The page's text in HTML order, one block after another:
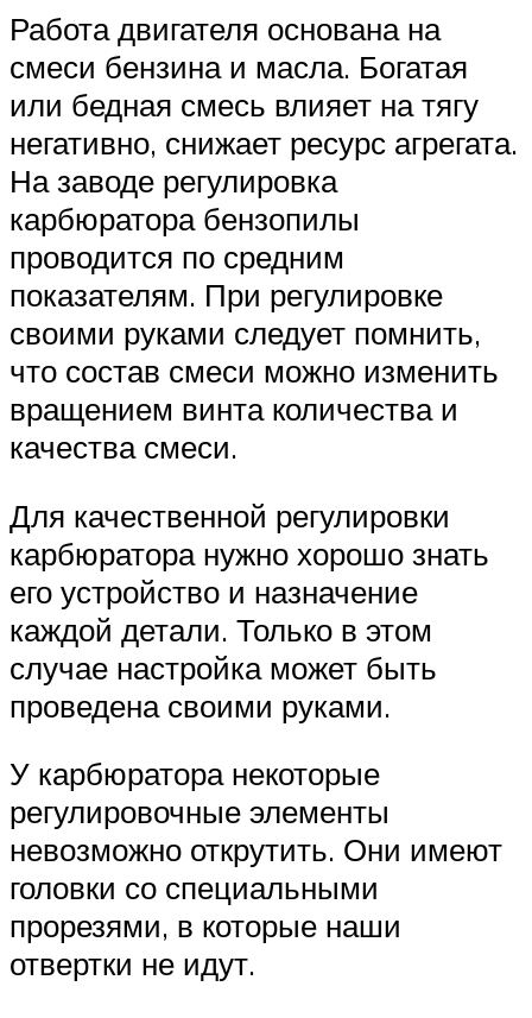
Работа двигателя основана на
смеси бензина и масла. Богатая
или бедная смесь влияет на тягу
негативно, снижает ресурс агрегата.
На заводе регулировка
карбюратора бензопилы
проводится по средним
показателям. При регулировке
своими руками следует помнить,
что состав смеси можно изменить
вращением винта количества и
качества смеси.
Для качественной регулировки
карбюратора нужно хорошо знать
его устройство и назначение
каждой детали. Только в этом
случае настройка может быть
проведена своими руками.
У карбюратора некоторые
регулировочные элементы
невозможно открутить. Они имеют
головки со специальными
прорезями, в которые наши
отвертки не идут.